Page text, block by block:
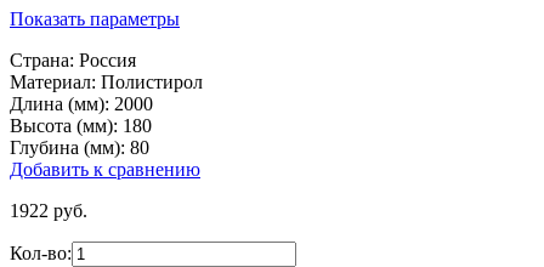
Показать параметры
Страна: Россия
Материал: Полистирол
Длина (мм): 2000
Высота (мм): 180
Глубина (мм): 80
Добавить к сравнению
1922 руб.
Кол-во: